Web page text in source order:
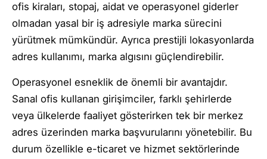
ofis kiraları, stopaj, aidat ve operasyonel giderler
olmadan yasal bir iş adresiyle marka sürecini
yürütmek mümkündür. Ayrıca prestijli lokasyonlarda
adres kullanımı, marka algısını güçlendirebilir.
Operasyonel esneklik de önemli bir avantajdır.
Sanal ofis kullanan girişimciler, farklı şehirlerde
veya ülkelerde faaliyet gösterirken tek bir merkez
adres üzerinden marka başvurularını yönetebilir. Bu
durum özellikle e-ticaret ve hizmet sektörlerinde